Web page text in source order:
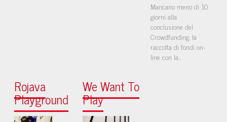
Mancano meno di 10
giorni alla
conclusione del
Crowdfunding, la
raccolta di fondi on-
line con la...
Rojava
Playground
We Want To
Play